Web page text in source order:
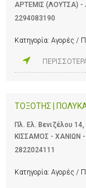
ΑΡΤΕΜΙΣ (ΛΟΥΤΣΑ) -
2294083190
Κατηγορία: Αγορές /
ΤΟΞΟΤΗΣ |
Πλ. Ελ. Βενιζέλου
ΚΙΣΣΑΜΟΣ - ΧΑΝΙΩΝ
2822024111
Κατηγορία: Αγορές /